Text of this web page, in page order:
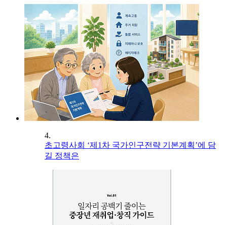
4.
초고령사회 ‘제1차 국가인구전략 기본계획’에 담
길 정책은